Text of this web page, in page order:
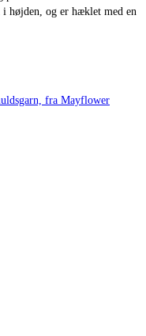
højden, og er hæklet med en